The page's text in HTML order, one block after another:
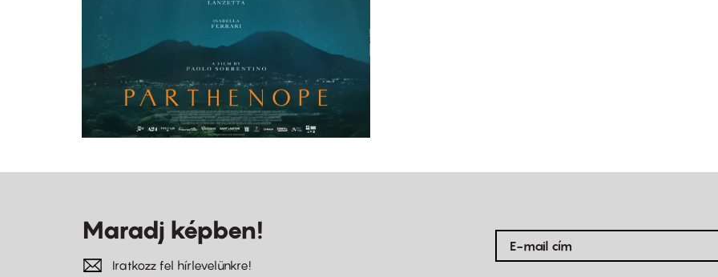
Maradj képben!
Iratkozz fel hírlevelünkre!